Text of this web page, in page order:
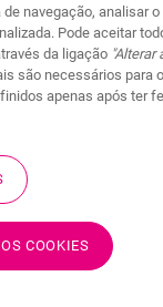
piso
temos muitas
desde
escadas para
os detalhes
navegação, analisar
Pode aceitar
da ligação "Alterar
são necessários para
apenas após ter
COOKIES